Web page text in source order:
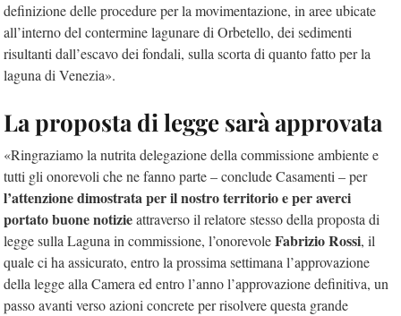
definizione delle procedure per la movimentazione, in aree ubicate
all’interno del contermine lagunare di Orbetello, dei sedimenti
risultanti dall’escavo dei fondali, sulla scorta di quanto fatto per la
laguna di Venezia».
La proposta di legge sarà approvata
«Ringraziamo la nutrita delegazione della commissione ambiente e
tutti gli onorevoli che ne fanno parte – conclude Casamenti – per
l’attenzione dimostrata per il nostro territorio e per averci
portato buone notizieattraverso il relatore stesso della proposta di
legge sulla Laguna in commissione, l’onorevoleFabrizio Rossi, il
quale ci ha assicurato, entro la prossima settimana l’approvazione
della legge alla Camera ed entro l’anno l’approvazione definitiva, un
passo avanti verso azioni concrete per risolvere questa grande